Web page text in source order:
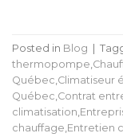
Posted in Blog |
thermopompe
Québec Climatiseur
Québec Contrat
climatisation
chauffage Entretien